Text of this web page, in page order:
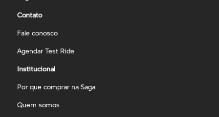
Contato
Fale conosco
Agendar Test Ride
Institucional
Por que comprar na Saga
Quem somos